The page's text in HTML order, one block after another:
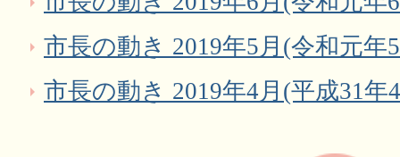
市長の動き 2019年5月(令和元年
市長の動き 2019年4月(平成31年